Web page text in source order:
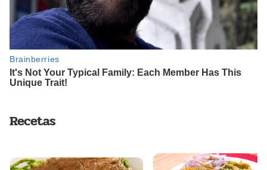
Recetas